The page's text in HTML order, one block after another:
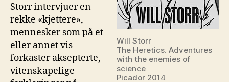
Will Storr
The Heretics. Adventures
with the enemies of
science
Picador 2014
Storr intervjuer en
rekke «kjettere»,
mennesker som på et
eller annet vis
forkaster aksepterte,
vitenskapelige